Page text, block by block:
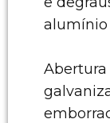
alumínio
Abertura